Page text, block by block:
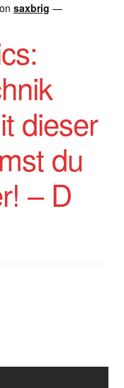
(Youtube)
saxbrig —
dieser
du
– D